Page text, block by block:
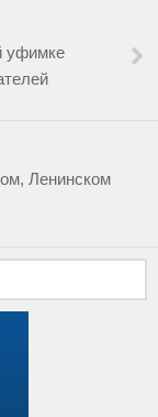
уфимке
Ленинском